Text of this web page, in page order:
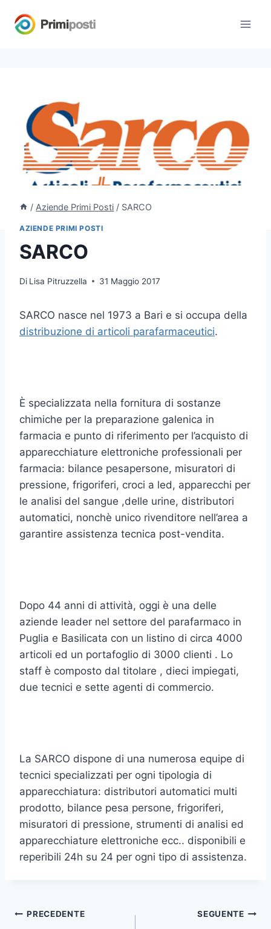
/ Aziende Primi Posti / SARCO
AZIENDE PRIMI POSTI
SARCO
Di Lisa Pitruzzella 31 Maggio 2017
SARCO nasce nel 1973 a Bari e si occupa della
distribuzione di articoli parafarmaceutici.
È specializzata nella fornitura di sostanze
chimiche per la preparazione galenica in
farmacia e punto di riferimento per l’acquisto di
apparecchiature elettroniche professionali per
farmacia: bilance pesapersone, misuratori di
pressione, frigoriferi, croci a led, apparecchi per
le analisi del sangue ,delle urine, distributori
automatici, nonchè unico rivenditore nell’area a
garantire assistenza tecnica post-vendita.
Dopo 44 anni di attività, oggi è una delle
aziende leader nel settore del parafarmaco in
Puglia e Basilicata con un listino di circa 4000
articoli ed un portafoglio di 3000 clienti . Lo
staff è composto dal titolare , dieci impiegati,
due tecnici e sette agenti di commercio.
La SARCO dispone di una numerosa equipe di
tecnici specializzati per ogni tipologia di
apparecchiatura: distributori automatici multi
prodotto, bilance pesa persone, frigoriferi,
misuratori di pressione, strumenti di analisi ed
apparecchiature elettroniche ecc.. disponibili e
reperibili 24h su 24 per ogni tipo di assistenza.
Navigazione
PRECEDENTE SEGUENTE